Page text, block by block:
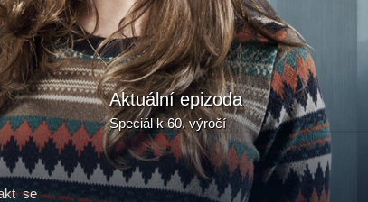
se
Aktuální epizoda
Speciál k 60. výročí